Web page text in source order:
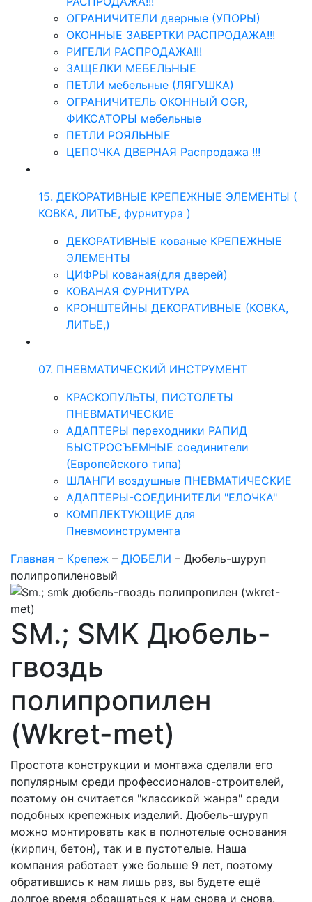
ОГРАНИЧИТЕЛИ дверные (УПОРЫ)
ОКОННЫЕ ЗАВЕРТКИ РАСПРОДАЖА!!!
РИГЕЛИ РАСПРОДАЖА!!!
ЗАЩЕЛКИ МЕБЕЛЬНЫЕ
ПЕТЛИ мебельные (ЛЯГУШКА)
ОГРАНИЧИТЕЛЬ ОКОННЫЙ OGR,
ФИКСАТОРЫ мебельные
ПЕТЛИ РОЯЛЬНЫЕ
ЦЕПОЧКА ДВЕРНАЯ Распродажа !!!
15. ДЕКОРАТИВНЫЕ КРЕПЕЖНЫЕ ЭЛЕМЕНТЫ (
КОВКА, ЛИТЬЕ, фурнитура )
ДЕКОРАТИВНЫЕ кованые КРЕПЕЖНЫЕ
ЭЛЕМЕНТЫ
ЦИФРЫ кованая(для дверей)
КОВАНАЯ ФУРНИТУРА
КРОНШТЕЙНЫ ДЕКОРАТИВНЫЕ (КОВКА,
ЛИТЬЕ,)
07. ПНЕВМАТИЧЕСКИЙ ИНСТРУМЕНТ
КРАСКОПУЛЬТЫ, ПИСТОЛЕТЫ
ПНЕВМАТИЧЕСКИЕ
АДАПТЕРЫ переходники РАПИД
БЫСТРОСЪЕМНЫЕ соединители
(Европейского типа)
ШЛАНГИ воздушные ПНЕВМАТИЧЕСКИЕ
АДАПТЕРЫ-СОЕДИНИТЕЛИ "ЕЛОЧКА"
КОМПЛЕКТУЮЩИЕ для
Пневмоинструмента
Главная – Крепеж – ДЮБЕЛИ – Дюбель-шуруп
полипропиленовый
SM.; SMK Дюбель-
гвоздь
полипропилен
(Wkret-met)
Простота конструкции и монтажа сделали его
популярным среди профессионалов-строителей,
поэтому он считается "классикой жанра" среди
подобных крепежных изделий. Дюбель-шуруп
можно монтировать как в полнотелые основания
(кирпич, бетон), так и в пустотелые. Наша
компания работает уже больше 9 лет, поэтому
обратившись к нам лишь раз, вы будете ещё
долгое время обращаться к нам снова и снова.